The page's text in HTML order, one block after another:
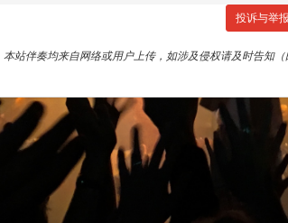
投诉与举报
本站伴奏均来自网络或用户上传，如涉及侵权请及时告知